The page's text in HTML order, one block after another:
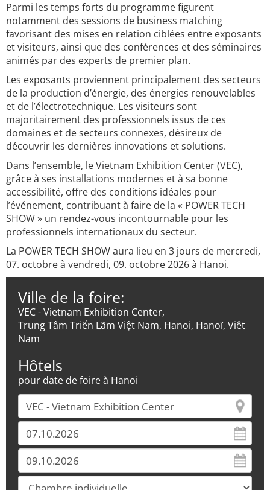
Parmi les temps forts du programme figurent
notamment des sessions de business matching
favorisant des mises en relation ciblées entre exposants
et visiteurs, ainsi que des conférences et des séminaires
animés par des experts de premier plan.
Les exposants proviennent principalement des secteurs
de la production d’énergie, des énergies renouvelables
et de l’électrotechnique. Les visiteurs sont
majoritairement des professionnels issus de ces
domaines et de secteurs connexes, désireux de
découvrir les dernières innovations et solutions.
Dans l’ensemble, le Vietnam Exhibition Center (VEC),
grâce à ses installations modernes et à sa bonne
accessibilité, offre des conditions idéales pour
l’événement, contribuant à faire de la « POWER TECH
SHOW » un rendez-vous incontournable pour les
professionnels internationaux du secteur.
La POWER TECH SHOW aura lieu en 3 jours de mercredi,
07. octobre à vendredi, 09. octobre 2026 à Hanoi.
Ville de la foire:
VEC - Vietnam Exhibition Center,
Trung Tâm Triển Lãm Việt Nam, Hanoi, Hanoï, Viêt
Nam
Hôtels
pour date de foire à Hanoi